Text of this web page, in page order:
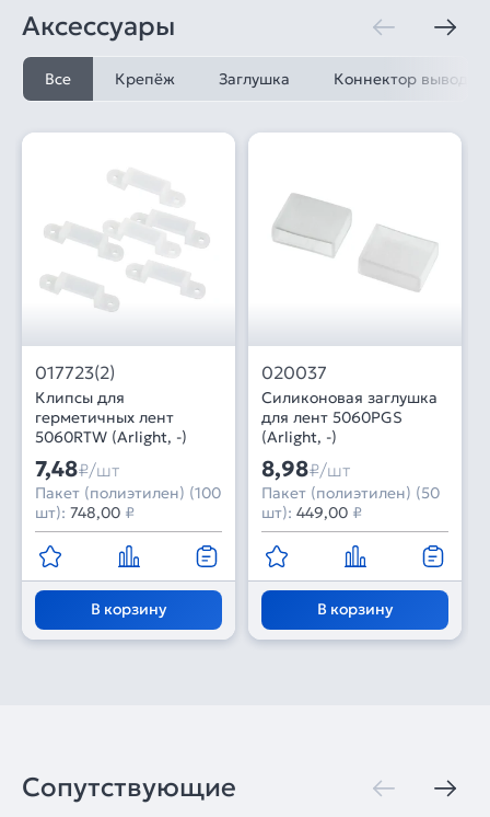
Аксессуары
Все Крепёж Заглушка Коннектор
017723(2)
Клипсы для
герметичных лент
5060RTW (Arlight, -)
7,48₽/шт
Пакет (полиэтилен) (100
шт): 748,00 ₽
В корзину
020037
Силиконовая заглушка
для лент 5060PGS
(Arlight, -)
8,98₽/шт
Пакет (полиэтилен) (50
шт): 449,00 ₽
В корзину
Сопутствующие